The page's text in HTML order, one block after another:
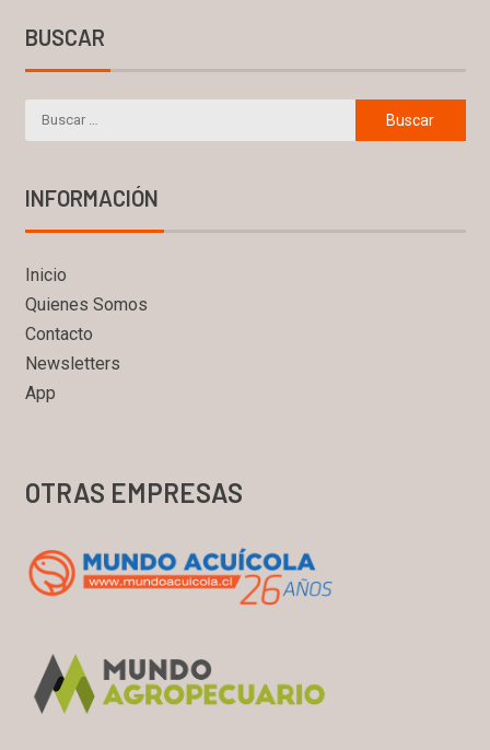
BUSCAR
INFORMACIÓN
Inicio
Quienes Somos
Contacto
Newsletters
App
OTRAS EMPRESAS